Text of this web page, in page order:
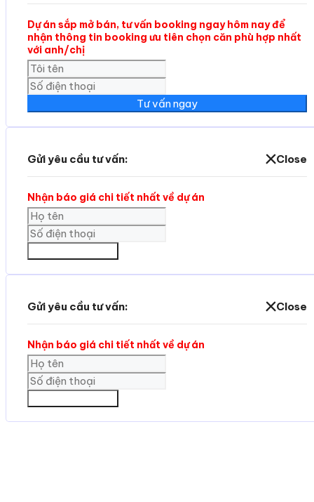
Dự án sắp mở bán, tư vấn booking ngay hôm nay để
nhận thông tin booking ưu tiên chọn căn phù hợp nhất
với anh/chị
Tư vấn ngay
Gửi yêu cầu tư vấn: Close
Nhận báo giá chi tiết nhất về dự án
Gửi yêu cầu tư vấn: Close
Nhận báo giá chi tiết nhất về dự án